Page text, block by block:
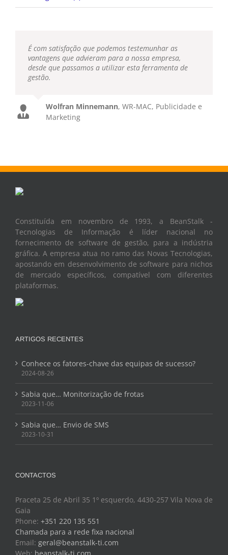
vantagens que advieram para a nossa empresa,
desde que passamos a utilizar esta ferramenta de
gestão.
Marketing
Tecnologias de Informação é líder nacional no
fornecimento de software de gestão, para a indústria
gráfica. A empresa atua no ramo das Novas Tecnologias,
apostando em desenvolvimento de software para nichos
de mercado específicos, compatível com diferentes
plataformas.
2024-08-26
Sabia que… Monitorização de frotas
2023-11-06
Sabia que… Envio de SMS
2023-10-31
Gaia
Phone:
Chamada para a rede fixa nacional
Email:geral@beanstalk-ti.com
Web:beanstalk-ti.com